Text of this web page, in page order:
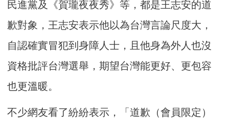
民進黨及《賀瓏夜夜秀》等，都是王志安的道
歉對象，王志安表示他以為台灣言論尺度大，
自認確實冒犯到身障人士，且他身為外人也沒
資格批評台灣選舉，期望台灣能更好、更包容
也更溫暖。
不少網友看了紛紛表示，「道歉（會員限定）